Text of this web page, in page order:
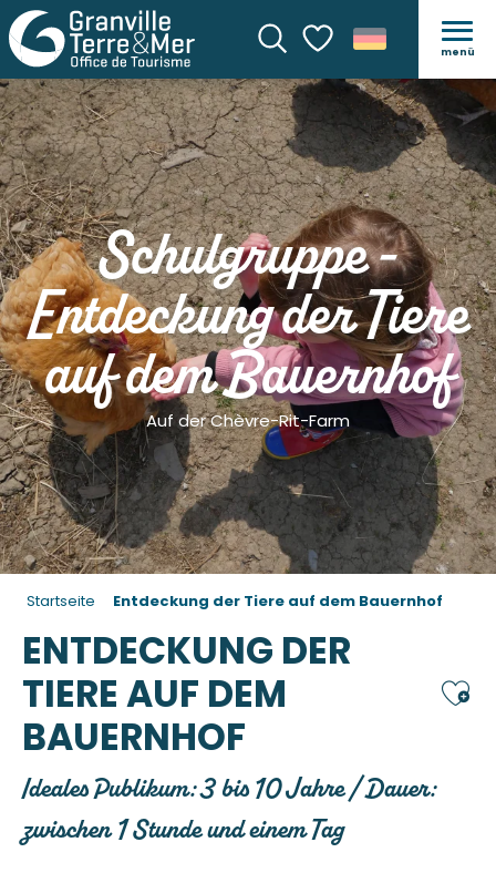
SucheVoir les favoris
menü
Schulgruppe -
Entdeckung der Tiere
auf dem Bauernhof
Auf der Chèvre-Rit-Farm
Startseite Entdeckung der Tiere auf dem Bauernhof
ENTDECKUNG DER
TIERE AUF DEM
BAUERNHOF
Ideales Publikum: 3 bis 10 Jahre / Dauer:
zwischen 1 Stunde und einem Tag